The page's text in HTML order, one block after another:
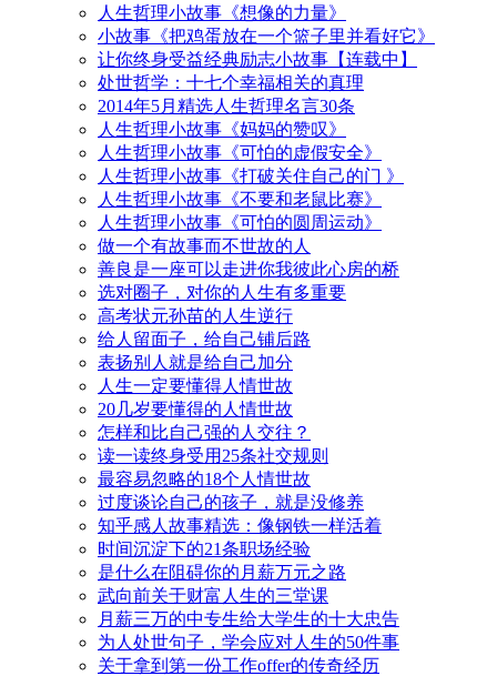
人生哲理小故事《想像的力量》
小故事《把鸡蛋放在一个篮子里并看好它》
让你终身受益经典励志小故事【连载中】
处世哲学：十七个幸福相关的真理
2014年5月精选人生哲理名言30条
人生哲理小故事《妈妈的赞叹》
人生哲理小故事《可怕的虚假安全》
人生哲理小故事《打破关住自己的门 》
人生哲理小故事《不要和老鼠比赛》
人生哲理小故事《可怕的圆周运动》
做一个有故事而不世故的人
善良是一座可以走进你我彼此心房的桥
选对圈子，对你的人生有多重要
高考状元孙苗的人生逆行
给人留面子，给自己铺后路
表扬别人就是给自己加分
人生一定要懂得人情世故
20几岁要懂得的人情世故
怎样和比自己强的人交往？
读一读终身受用25条社交规则
最容易忽略的18个人情世故
过度谈论自己的孩子，就是没修养
知乎感人故事精选：像钢铁一样活着
时间沉淀下的21条职场经验
是什么在阻碍你的月薪万元之路
武向前关于财富人生的三堂课
月薪三万的中专生给大学生的十大忠告
为人处世句子，学会应对人生的50件事
关于拿到第一份工作offer的传奇经历